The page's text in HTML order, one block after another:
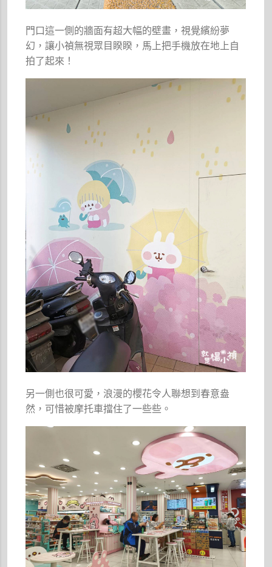
門口這一側的牆面有超大幅的壁畫，視覺繽紛夢
幻，讓小禎無視眾目睽睽，馬上把手機放在地上自
拍了起來！
另一側也很可愛，浪漫的櫻花令人聯想到春意盎
然，可惜被摩托車擋住了一些些。